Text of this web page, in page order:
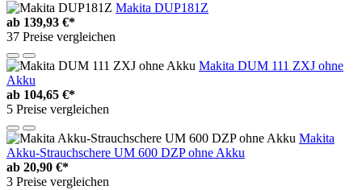
Makita DUP181Z
ab 139,93 €*
37 Preise vergleichen
Makita DUM 111 ZXJ ohne
Akku
ab 104,65 €*
5 Preise vergleichen
Makita
Akku-Strauchschere UM 600 DZP ohne Akku
ab 20,90 €*
3 Preise vergleichen